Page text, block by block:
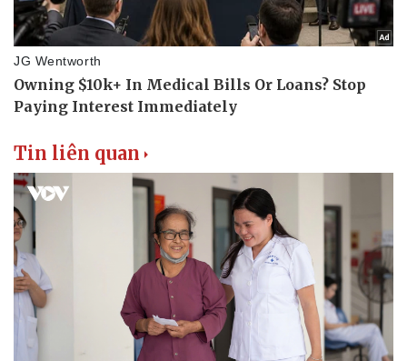
Tin liên quan